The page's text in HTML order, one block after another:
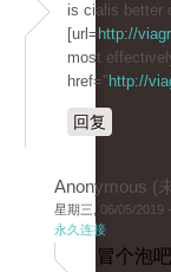
is cialis better
[url= http://
most
href=" http://
回复
Anonymous (
星期三, 06/05/2019
永久连接
冒个泡